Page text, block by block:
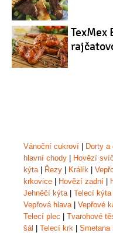
Vánoční cukroví | Dorty a
hlavní chody | Hovězí
kýta | Řezy | Králík |
krkovice | Hovězí zadní |
Jehněčí kýta | Telecí kýta
Vepřová hlava | Vepřové
Telecí plec | Tvarohové
šál | Telecí krk | Smetana